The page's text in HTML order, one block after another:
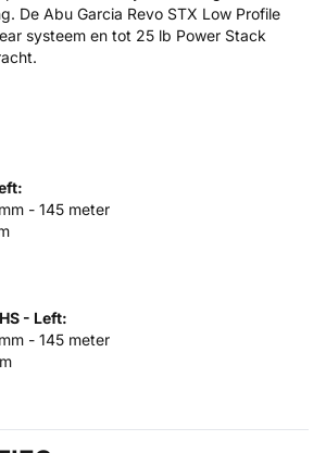
De Abu Garcia Revo STX Low Profile
systeem en tot 25 lb Power Stack
- 145 meter
- Left:
- 145 meter